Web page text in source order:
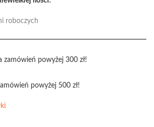
roboczych
zamówień powyżej 300 zł!
powyżej 500 zł!